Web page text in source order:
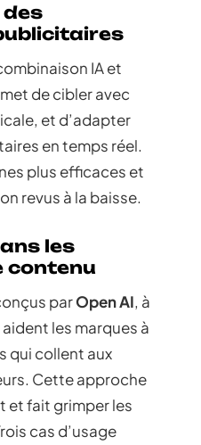
IA et
de cibler avec
et d’adapter
en temps réel.
plus efficaces et
revus à la baisse.
les
contenu
parOpen AI, à
aident les marques à
qui collent aux
Cette approche
et fait grimper les
cas d’usage